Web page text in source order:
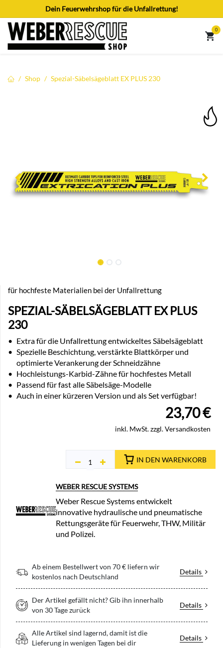
Zum Inhalt springenDein Feuerwehrshop für die Unfallrettung!
0
Shop Spezial-Säbelsägeblatt EX PLUS 230
für hochfeste Materialien bei der Unfallrettung
SPEZIAL-SÄBELSÄGEBLATT EX PLUS
230
• Extra für die Unfallrettung entwickeltes Säbelsägeblatt
• Spezielle Beschichtung, verstärkte Blattkörper und
optimierte Verankerung der Schneidzähne
• Hochleistungs-Karbid-Zähne für hochfestes Metall
• Passend für fast alle Säbelsäge-Modelle
• Auch in einer kürzeren Version und als Set verfügbar!
23,70€
inkl. MwSt. zzgl. Versandkosten
IN DEN WARENKORB
WEBER RESCUE SYSTEMS
Weber Rescue Systems entwickelt
innovative hydraulische und pneumatische
Rettungsgeräte für Feuerwehr, THW, Militär
und Polizei.
Ab einem Bestellwert von 70 € liefern wir
kostenlos nach Deutschland
Details
Der Artikel gefällt nicht? Gib ihn innerhalb
von 30 Tage zurück
Details
Alle Artikel sind lagernd, damit ist die
Lieferung in wenigen Tagen bei dir
Details